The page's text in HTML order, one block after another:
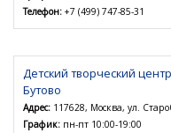
Телефон: +7 (499) 747-85-31
Детский творческий
Бутово
Адрес: 117628, Москва, ул.
График: пн-пт 10:00-19:00